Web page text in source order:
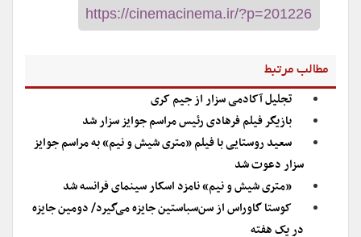
مطالب مرتبط
تجلیل آکادمی سزار از جیم کری
بازیگر فیلم فرهادی رئیس مراسم جوایز سزار شد
سعید روستایی با فیلم «متری شیش و نیم» به مراسم جوایز
سزار دعوت شد
«متری شیش و نیم» نامزد اسکار سینمای فرانسه شد
کوستا گاوراس از سن‌سباستین جایزه می‌گیرد/ دومین جایزه
در یک هفته